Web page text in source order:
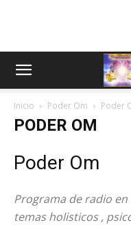
Inicio Poder Om Poder
PODER OM
Poder Om
Programa de radio
temas holisticos ,